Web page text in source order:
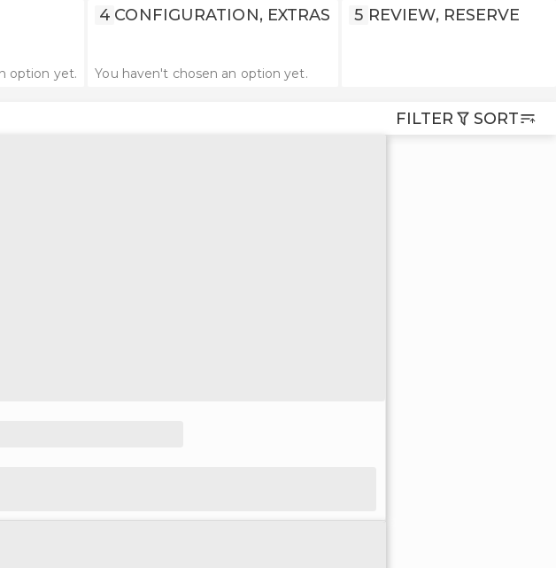
option yet.
4 CONFIGURATION, EXTRAS
You haven't chosen an option yet.
5 REVIEW, RESERVE
FILTER SORT